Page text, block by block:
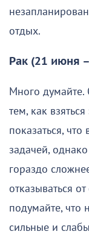
отдых.
Рак (21 июня
Много думайте.
тем, как
показаться,
задачей,
гораздо
отказываться
подумайте, что
сильные и